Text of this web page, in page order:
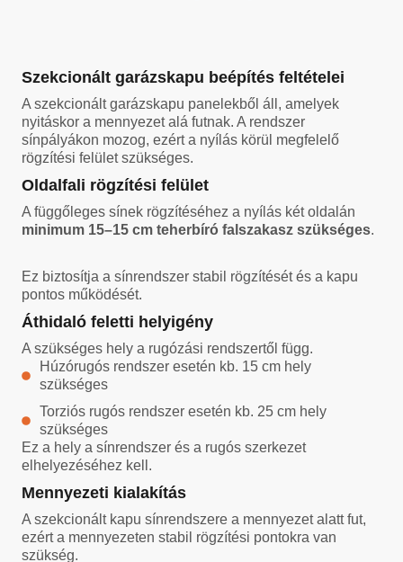
Szekcionált garázskapu beépítés feltételei
A szekcionált garázskapu panelekből áll, amelyek
nyitáskor a mennyezet alá futnak. A rendszer
sínpályákon mozog, ezért a nyílás körül megfelelő
rögzítési felület szükséges.
Oldalfali rögzítési felület
A függőleges sínek rögzítéséhez a nyílás két oldalán
minimum 15–15 cm teherbíró falszakasz szükséges.
Ez biztosítja a sínrendszer stabil rögzítését és a kapu
pontos működését.
Áthidaló feletti helyigény
A szükséges hely a rugózási rendszertől függ.
Húzórugós rendszer esetén kb. 15 cm hely
szükséges
Torziós rugós rendszer esetén kb. 25 cm hely
szükséges
Ez a hely a sínrendszer és a rugós szerkezet
elhelyezéséhez kell.
Mennyezeti kialakítás
A szekcionált kapu sínrendszere a mennyezet alatt fut,
ezért a mennyezeten stabil rögzítési pontokra van
szükség.